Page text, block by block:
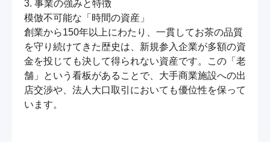
3. 事業の強みと特徴
模倣不可能な「時間の資産」
創業から150年以上にわたり、一貫してお茶の品質
を守り続けてきた歴史は、新規参入企業が多額の資
金を投じても決して得られない資産です。この「老
舗」という看板があることで、大手商業施設への出
店交渉や、法人大口取引においても優位性を保って
います。